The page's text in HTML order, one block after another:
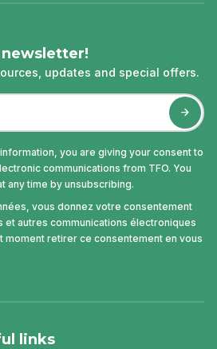
updates and special offers.
you are giving your consent to
communications from TFO. You
any time by unsubscribing.
vous donnez votre consentement
autres communications électroniques
moment retirer ce consentement en vous
links